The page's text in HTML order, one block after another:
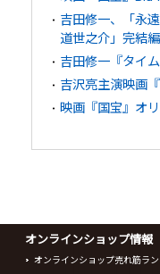
吉田修一、「永
道世之介」完結
吉田修一『タイ
吉沢亮主演映画
映画『国宝』オ
オンラインショップ情報
オンラインショップ売れ筋ラ